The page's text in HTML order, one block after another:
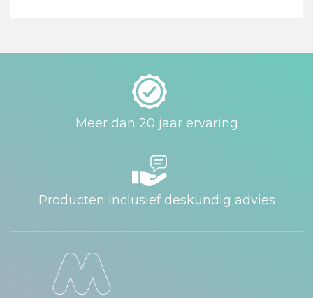
Meer dan 20 jaar ervaring
Producten inclusief deskundig advies